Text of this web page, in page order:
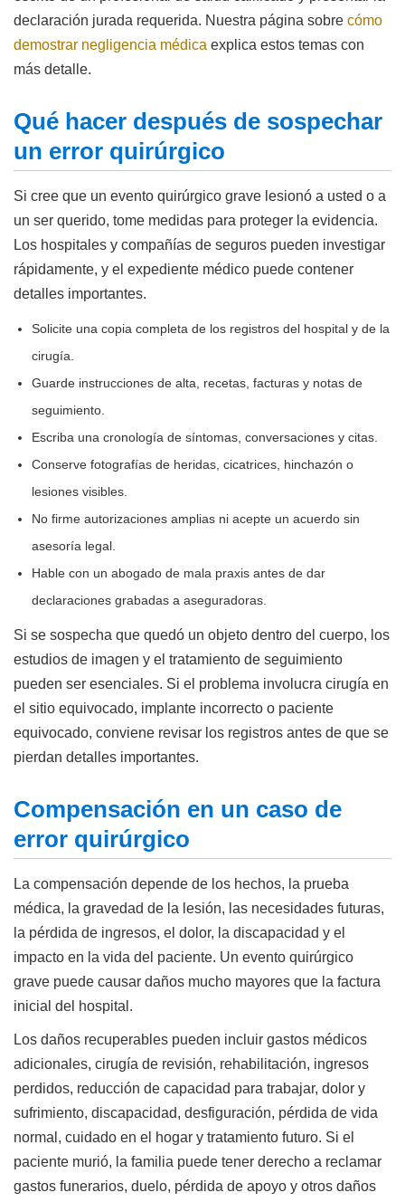
declaración jurada requerida. Nuestra página sobre cómo
demostrar negligencia médica explica estos temas con
más detalle.
Qué hacer después de sospechar
un error quirúrgico
Si cree que un evento quirúrgico grave lesionó a usted o a
un ser querido, tome medidas para proteger la evidencia.
Los hospitales y compañías de seguros pueden investigar
rápidamente, y el expediente médico puede contener
detalles importantes.
Solicite una copia completa de los registros del hospital y de la
cirugía.
Guarde instrucciones de alta, recetas, facturas y notas de
seguimiento.
Escriba una cronología de síntomas, conversaciones y citas.
Conserve fotografías de heridas, cicatrices, hinchazón o
lesiones visibles.
No firme autorizaciones amplias ni acepte un acuerdo sin
asesoría legal.
Hable con un abogado de mala praxis antes de dar
declaraciones grabadas a aseguradoras.
Si se sospecha que quedó un objeto dentro del cuerpo, los
estudios de imagen y el tratamiento de seguimiento
pueden ser esenciales. Si el problema involucra cirugía en
el sitio equivocado, implante incorrecto o paciente
equivocado, conviene revisar los registros antes de que se
pierdan detalles importantes.
Compensación en un caso de
error quirúrgico
La compensación depende de los hechos, la prueba
médica, la gravedad de la lesión, las necesidades futuras,
la pérdida de ingresos, el dolor, la discapacidad y el
impacto en la vida del paciente. Un evento quirúrgico
grave puede causar daños mucho mayores que la factura
inicial del hospital.
Los daños recuperables pueden incluir gastos médicos
adicionales, cirugía de revisión, rehabilitación, ingresos
perdidos, reducción de capacidad para trabajar, dolor y
sufrimiento, discapacidad, desfiguración, pérdida de vida
normal, cuidado en el hogar y tratamiento futuro. Si el
paciente murió, la familia puede tener derecho a reclamar
gastos funerarios, duelo, pérdida de apoyo y otros daños